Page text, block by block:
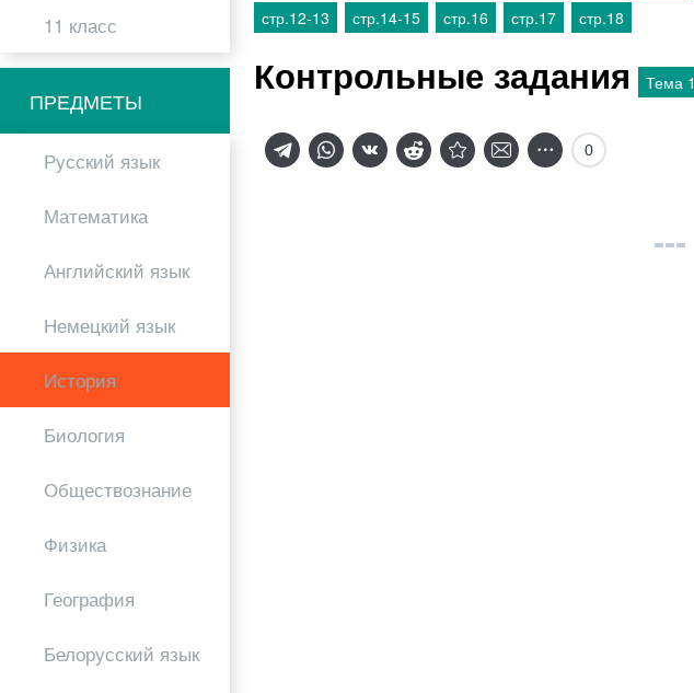
11 класс
ПРЕДМЕТЫ
Русский язык
Математика
Английский язык
Немецкий язык
История
Биология
Обществознание
Физика
География
Белорусский язык
стр.12-13
стр.14-15 стр.16 стр.17 стр.18
Контрольные задания Тема 1
0